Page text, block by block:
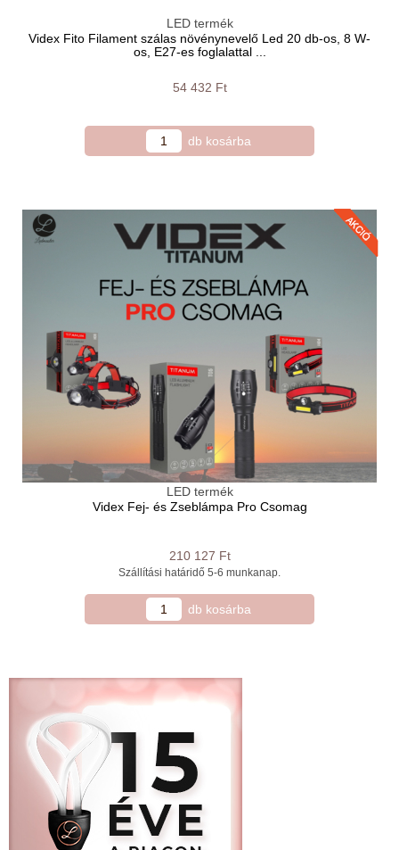
LED termék
Videx Fito Filament szálas növénynevelő Led 20 db-os, 8 W-
os, E27-es foglalattal ...
54 432 Ft
LED termék
Videx Fej- és Zseblámpa Pro Csomag
210 127 Ft
Szállítási határidő 5-6 ​munkanap.